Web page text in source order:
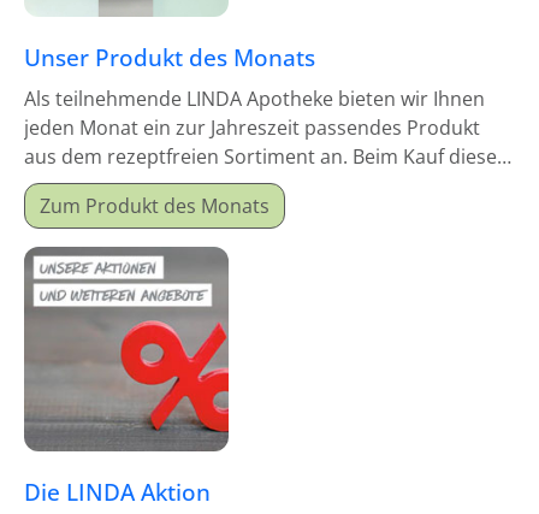
Unser Produkt des Monats
Als teilnehmende LINDA Apotheke bieten wir Ihnen
jeden Monat ein zur Jahreszeit passendes Produkt
aus dem rezeptfreien Sortiment an. Beim Kauf dieses
Monatsproduktes erhalten Sie einen Mitgabeartikel
gratis dazu.
Zum Produkt des Monats
Die LINDA Aktion